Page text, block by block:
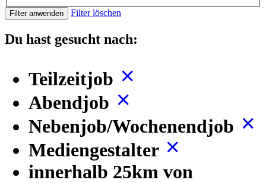
Filter anwenden Filter löschen
Du hast gesucht nach:
Teilzeitjob
Abendjob
Nebenjob/Wochenendjob
Mediengestalter
innerhalb 25km von